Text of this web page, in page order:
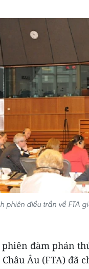
phiên điều trần về FTA
phiên đàm phán
Âu (FTA) đã